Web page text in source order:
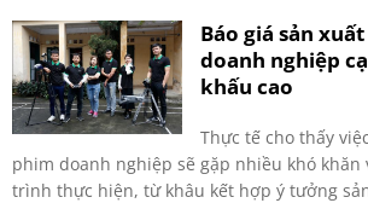
Báo giá sản xuất
doanh nghiệp
khấu cao
Thực tế cho thấy
phim doanh nghiệp sẽ gặp nhiều khó
trình thực hiện, từ khâu kết hợp ý tưởng